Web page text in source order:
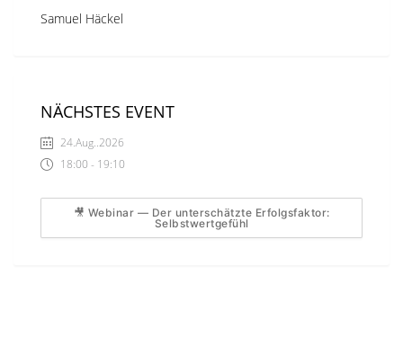
Samuel Häckel
NÄCHSTES EVENT
🎥 Webinar — Der unterschätzte Erfolgsfaktor:
Selbstwertgefühl
24.Aug..2026
18:00 - 19:10